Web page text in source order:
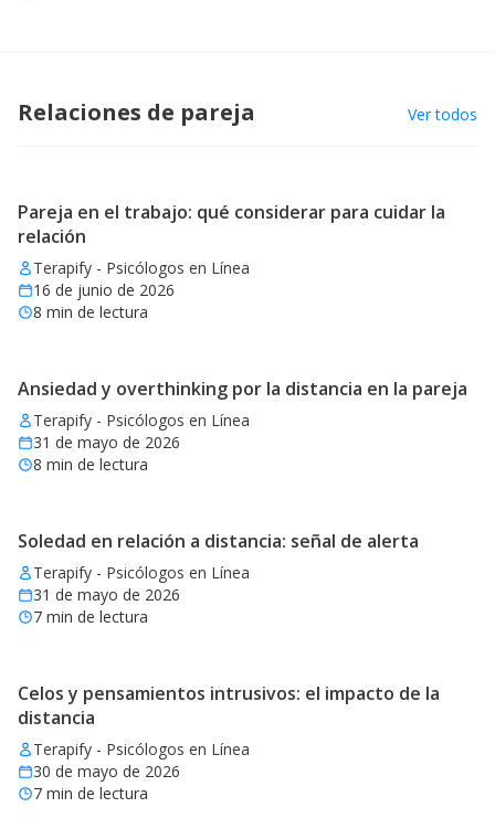
Relaciones de pareja Ver todos
Pareja en el trabajo: qué considerar para cuidar la
relación
Terapify - Psicólogos en Línea
16 de junio de 2026
8 min de lectura
Ansiedad y overthinking por la distancia en la pareja
Terapify - Psicólogos en Línea
31 de mayo de 2026
8 min de lectura
Soledad en relación a distancia: señal de alerta
Terapify - Psicólogos en Línea
31 de mayo de 2026
7 min de lectura
Celos y pensamientos intrusivos: el impacto de la
distancia
Terapify - Psicólogos en Línea
30 de mayo de 2026
7 min de lectura